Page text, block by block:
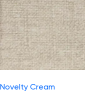
Novelty Cream